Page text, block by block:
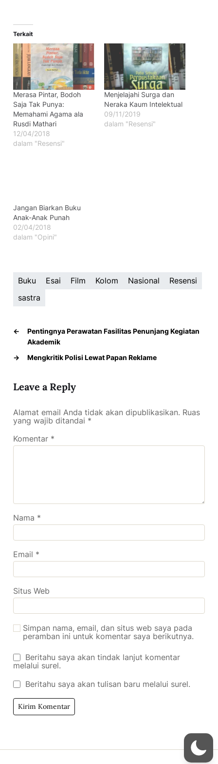
Terkait
Merasa Pintar, Bodoh
Saja Tak Punya:
Memahami Agama ala
Rusdi Mathari
12/04/2018
dalam "Resensi"
Menjelajahi Surga dan
Neraka Kaum Intelektual
09/11/2019
dalam "Resensi"
Jangan Biarkan Buku
Anak-Anak Punah
02/04/2018
dalam "Opini"
Buku Esai Film Kolom Nasional
Resensi
sastra
←
Pentingnya Perawatan Fasilitas Penunjang Kegiatan
Akademik
→
Mengkritik Polisi Lewat Papan Reklame
Leave a Reply
Alamat email Anda tidak akan dipublikasikan. Ruas
yang wajib ditandai *
Komentar *
Nama *
Email *
Situs Web
Simpan nama, email, dan situs web saya pada
peramban ini untuk komentar saya berikutnya.
Beritahu saya akan tindak lanjut komentar
melalui surel.
Beritahu saya akan tulisan baru melalui surel.